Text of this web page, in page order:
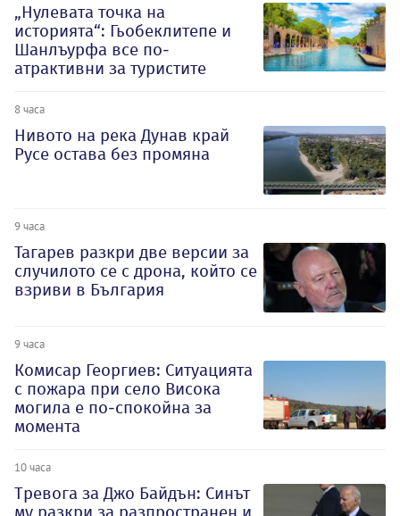
„Нулевата точка на
историята“: Гьобеклитепе и
Шанлъурфа все по-
атрактивни за туристите
8 часа
Нивото на река Дунав край
Русе остава без промяна
9 часа
Тагарев разкри две версии за
случилото се с дрона, който се
взриви в България
9 часа
Комисар Георгиев: Ситуацията
с пожара при село Висока
могила е по-спокойна за
момента
10 часа
Тревога за Джо Байдън: Синът